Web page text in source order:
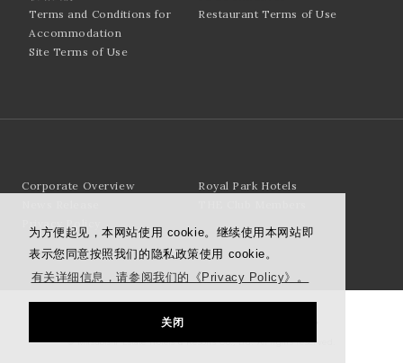
为方便起见，本网站使用 cookie。继续使用本网站即
表示您同意按照我们的隐私政策使用 cookie。
有关详细信息，请参阅我们的《Privacy Policy》。
关闭
Terms and Conditions for
Accommodation
Restaurant Terms of Use
Site Terms of Use
Corporate Overview
Royal Park Hotels
Privacy Policy
© Mitsubishi Estate Hotels & Resorts Co., Ltd. All rights reserved.